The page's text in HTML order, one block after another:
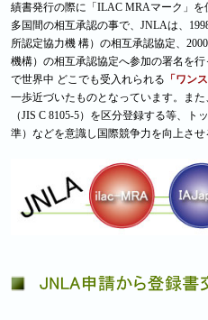
績書発行の際に「ILAC MRAマーク」
多国間の相互承認の事で、JNLAは、
所認定協力機 構）の相互承認協定、
機構）の相互承認協定へ参加の署名を
で世界中 どこでも受入れられる 「ワン
一歩近づいたものとなっています。ま
（JIS C 8105-5）を区分登録する等、
準）などを意識し国際競争力を向上させ